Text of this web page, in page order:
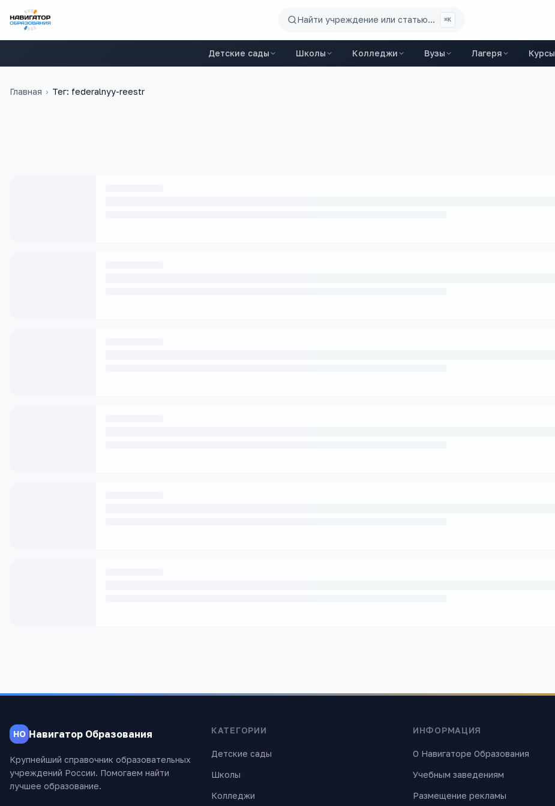
Найти учреждение или статью... ⌘K
Детские сады Школы Колледжи Вузы Лагеря Курсы
Главная › Тег: federalnyy-reestr
НО Навигатор Образования
Крупнейший справочник образовательных
учреждений России. Помогаем найти
лучшее образование.
КАТЕГОРИИ
Детские сады
Школы
Колледжи
ИНФОРМАЦИЯ
О Навигаторе Образования
Учебным заведениям
Размещение рекламы